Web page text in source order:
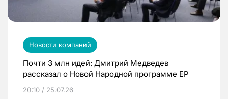
Новости компаний
Почти 3 млн идей: Дмитрий Медведев
рассказал о Новой Народной программе ЕР
20:10 / 25.07.26